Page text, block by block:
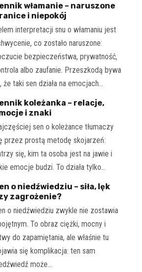
włamanie – naruszone
i niepokój
interpretacji snu o włamaniu jest
co zostało naruszone:
bezpieczeństwa, prywatność,
albo zaufanie. Przeszkodą bywa
że taki sen działa na emocjach…
koleżanka – relacje,
i znaki
sen o koleżance tłumaczy
przez prostą metodę skojarzeń:
się, kim ta osoba jest na jawie i
emocje budzi. To działa tylko…
o niedźwiedziu – siła, lęk
zagrożenie?
o niedźwiedziu zwykle nie zostawia
To obraz ciężki, mocny i
do zapamiętania, ale właśnie tu
się komplikacja: ten sam
może…